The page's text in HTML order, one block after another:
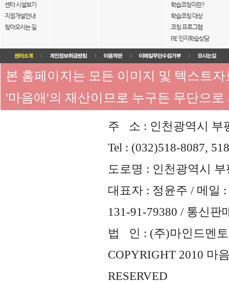
센터 시설보기
지점개설안내
찾아오시는 길
학습코칭이란?
학습코칭 대상
코칭 프로그램
FIE 인지학습상담
본 홈페이지는 모든 이미지 및 텍스트
'마음애'의 재산이므로 누구든 무단으
주 소 : 인천광역시 부
Tel : (032)518-8087,
도로명 : 인천광역시
대표자 : 정윤주 / 메일 :
131-91-79380 / 통신판
법 인 : (주)마인드멘토
COPYRIGHT 2010 마
RESERVED